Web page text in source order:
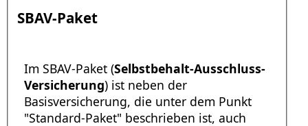
SBAV-Paket
Im SBAV-Paket (Selbstbehalt-Ausschluss-
Versicherung) ist neben der
Basisversicherung, die unter dem Punkt
"Standard-Paket" beschrieben ist, auch